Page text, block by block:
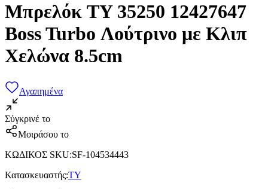
Μπρελόκ TY 35250 12427647
Boss Turbo Λούτρινο με Κλιπ
Χελώνα 8.5cm
Αγαπημένα
Σύγκρινέ το
Μοιράσου το
ΚΩΔΙΚΟΣ SKU:SF-104534443
Κατασκευαστής:TY